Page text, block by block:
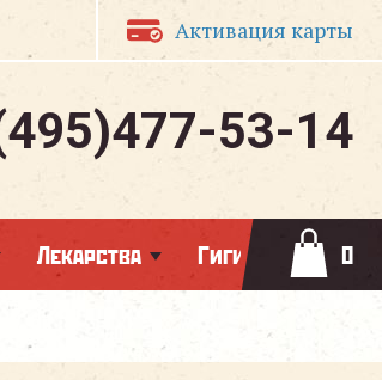
Активация карты
53-14
Лекарства Гигиена 0